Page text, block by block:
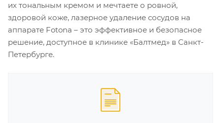
их тональным кремом и мечтаете о ровной,
здоровой коже, лазерное удаление сосудов на
аппарате Fotona – это эффективное и безопасное
решение, доступное в клинике «Балтмед» в Санкт-
Петербурге.